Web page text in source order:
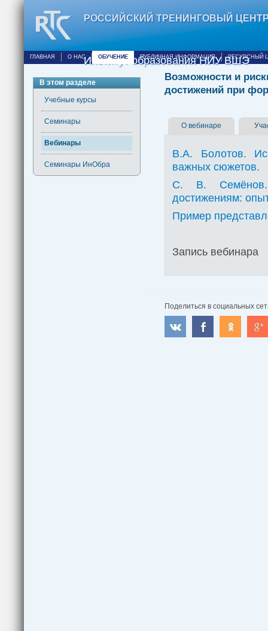
РОССИЙСКИЙ ТРЕНИНГОВЫЙ
Институт образования НИУ ВШЭ
ГЛАВНАЯ О НАС ОБУЧЕНИЕ ПУБЛИЧНАЯ ИНФОРМАЦИЯ РЕСУРСНЫЙ
В этом разделе
Учебные курсы
Семинары
Вебинары
Семинары ИнОбра
Возможности и
достижений при
О вебинаре
В.А. Болотов.
важных сюжетов.
С. В. Семёнов.
достижениям:
Пример
Запись вебинара
Поделиться в социальных